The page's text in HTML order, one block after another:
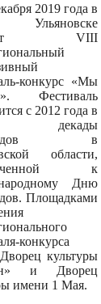
2019 года в
Ульяновске
VIII
конкурс «Мы
Фестиваль
с 2012 года в
декады
в
области,
к
Дню
Площадками
конкурса
культуры
и Дворец
имени 1 Мая.